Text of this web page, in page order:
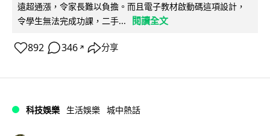
遠超通漲，令家長難以負擔。而且電子教材啟動碼這項設計，
令學生無法完成功課，二手...
閱讀全文
892 346 ↗ 分享
科技娛樂 生活娛樂 城中熱話